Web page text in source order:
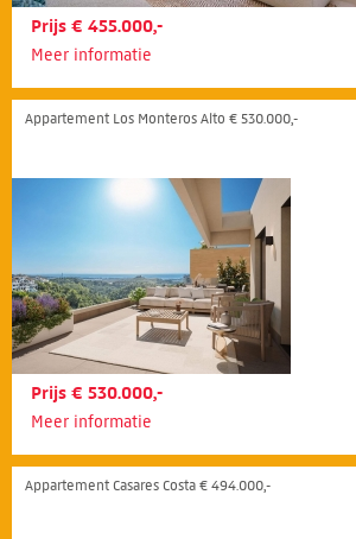
Prijs € 455.000,-
Meer informatie
Appartement Los Monteros Alto € 530.000,-
Prijs € 530.000,-
Meer informatie
Appartement Casares Costa € 494.000,-